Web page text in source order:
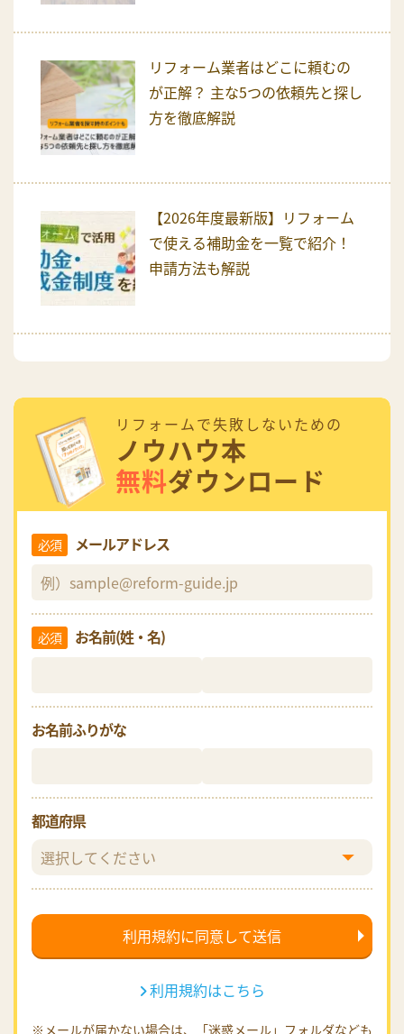
リフォーム業者はどこに頼むの
が正解？ 主な5つの依頼先と探し
方を徹底解説
【2026年度最新版】リフォーム
で使える補助金を一覧で紹介！
申請方法も解説
リフォームで失敗しないための
ノウハウ本
無料ダウンロード
必須 メールアドレス
必須 お名前(姓・名)
お名前ふりがな
都道府県
利用規約はこちら
※メールが届かない場合は、「迷惑メール」フォルダなども